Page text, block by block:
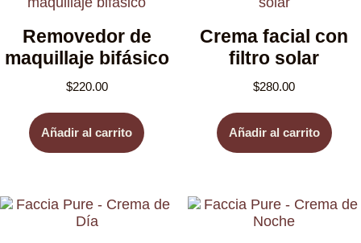
Removedor de
maquillaje bifásico
$220.00
Añadir al carrito
Crema facial con
filtro solar
$280.00
Añadir al carrito